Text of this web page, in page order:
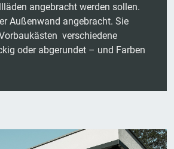
angebracht werden sollen.
Außenwand angebracht. Sie
verschiedene
oder abgerundet – und Farben